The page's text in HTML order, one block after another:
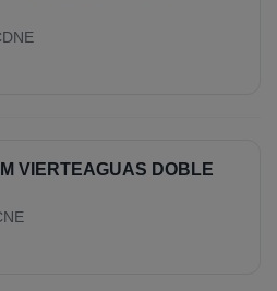
VIERTEAGUAS DOBLE